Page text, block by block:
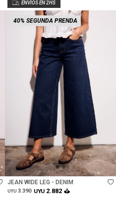
40% SEGUNDA PRENDA
Talle
JEAN WIDE LEG - DENIM
UYU 3.390 UYU 2.882